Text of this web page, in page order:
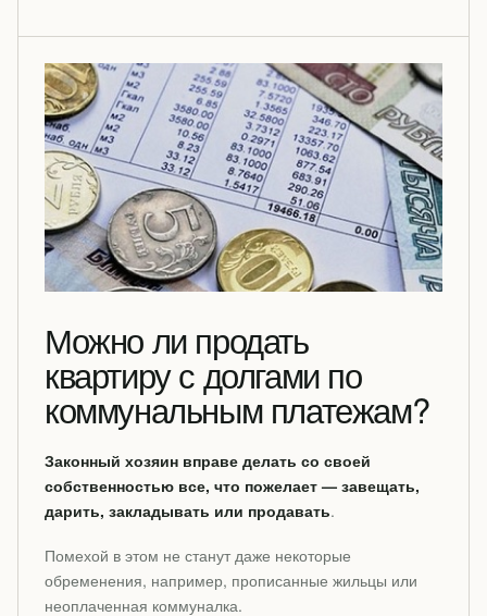
Можно ли продать
квартиру с долгами по
коммунальным платежам?
Законный хозяин вправе делать со своей
собственностью все, что пожелает — завещать,
дарить, закладывать или продавать.
Помехой в этом не станут даже некоторые
обременения, например, прописанные жильцы или
неоплаченная коммуналка.